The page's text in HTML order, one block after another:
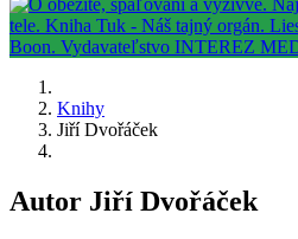
Knihy
Jiří Dvořáček
Autor Jiří Dvořáček